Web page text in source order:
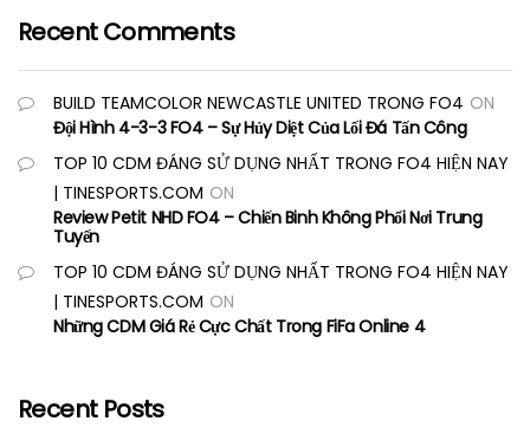
Recent Comments
BUILD TEAMCOLOR NEWCASTLE UNITED TRONG FO4 ON
Đội Hình 4-3-3 FO4 – Sự Hủy Diệt Của Lối Đá Tấn Công
TOP 10 CDM ĐÁNG SỬ DỤNG NHẤT TRONG FO4 HIỆN NAY
| TINESPORTS.COM ON
Review Petit NHD FO4 – Chiến Binh Không Phổi Nơi Trung
Tuyến
TOP 10 CDM ĐÁNG SỬ DỤNG NHẤT TRONG FO4 HIỆN NAY
| TINESPORTS.COM ON
Những CDM Giá Rẻ Cực Chất Trong FiFa Online 4
Recent Posts